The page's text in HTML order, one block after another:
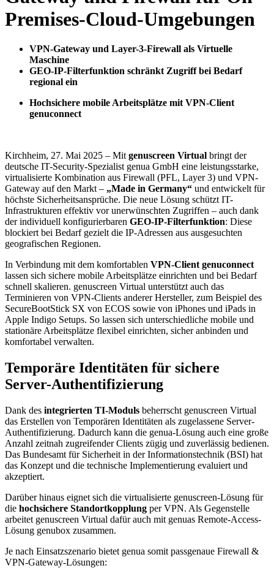
Premises-Cloud-Umgebungen
VPN-Gateway und Layer-3-Firewall als Virtuelle
Maschine
GEO-IP-Filterfunktion schränkt Zugriff bei Bedarf
regional ein
Hochsichere mobile Arbeitsplätze mit VPN-Client
genuconnect
Kirchheim, 27. Mai 2025 – Mit genuscreen Virtual bringt der
deutsche IT-Security-Spezialist genua GmbH eine leistungsstarke,
virtualisierte Kombination aus Firewall (PFL, Layer 3) und VPN-
Gateway auf den Markt – „Made in Germany“ und entwickelt für
höchste Sicherheitsansprüche. Die neue Lösung schützt IT-
Infrastrukturen effektiv vor unerwünschten Zugriffen – auch dank
der individuell konfigurierbaren GEO-IP-Filterfunktion: Diese
blockiert bei Bedarf gezielt die IP-Adressen aus ausgesuchten
geografischen Regionen.
In Verbindung mit dem komfortablen VPN-Client genuconnect
lassen sich sichere mobile Arbeitsplätze einrichten und bei Bedarf
schnell skalieren. genuscreen Virtual unterstützt auch das
Terminieren von VPN-Clients anderer Hersteller, zum Beispiel des
SecureBootStick SX von ECOS sowie von iPhones und iPads in
Apple Indigo Setups. So lassen sich unterschiedliche mobile und
stationäre Arbeitsplätze flexibel einrichten, sicher anbinden und
komfortabel verwalten.
Temporäre Identitäten für sichere
Server-Authentifizierung
Dank des integrierten TI-Moduls beherrscht genuscreen Virtual
das Erstellen von Temporären Identitäten als zugelassene Server-
Authentifizierung. Dadurch kann die genua-Lösung auch eine große
Anzahl zeitnah zugreifender Clients zügig und zuverlässig bedienen.
Das Bundesamt für Sicherheit in der Informationstechnik (BSI) hat
das Konzept und die technische Implementierung evaluiert und
akzeptiert.
Darüber hinaus eignet sich die virtualisierte genuscreen-Lösung für
die hochsichere Standortkopplung per VPN. Als Gegenstelle
arbeitet genuscreen Virtual dafür auch mit genuas Remote-Access-
Lösung genubox zusammen.
Je nach Einsatzszenario bietet genua somit passgenaue Firewall &
VPN-Gateway-Lösungen: